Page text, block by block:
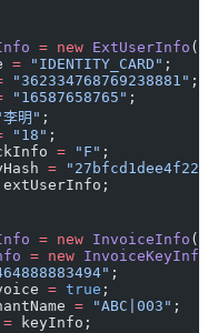
= new ExtUserInfo
= "IDENTITY_CARD" ;
"362334768769238881" ;
"16587658765" ;
明" ;
"18" ;
= "F" ;
=
extUserInfo;
= new InvoiceInfo
= new InvoiceKeyInfo
;
= true ;
= "ABC|003" ;
= keyInfo;